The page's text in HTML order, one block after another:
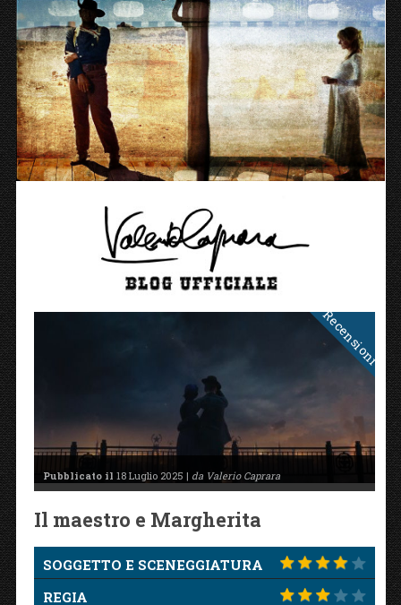
Recensioni
Pubblicato il 18 Luglio 2025 | da Valerio Caprara
Il maestro e Margherita
SOGGETTO E SCENEGGIATURA
REGIA